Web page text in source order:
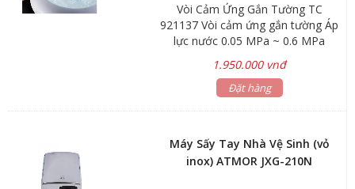
Vòi Cảm Ứng Gắn Tường TC
921137 Vòi cảm ứng gắn tường Áp
lực nước 0.05 MPa ~ 0.6 MPa
phận tự tái tạo năng lượng Điện áp
220V – 50/60Hz / 6V – 4 pin AA
1.950.000 vnđ
Đặt hàng
Máy Sấy Tay Nhà Vệ Sinh (vỏ
inox) ATMOR JXG-210N